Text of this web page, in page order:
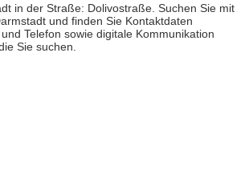
in der Straße: Dolivostraße. Suchen Sie mit
und finden Sie Kontaktdaten
Telefon sowie digitale Kommunikation
Sie suchen.